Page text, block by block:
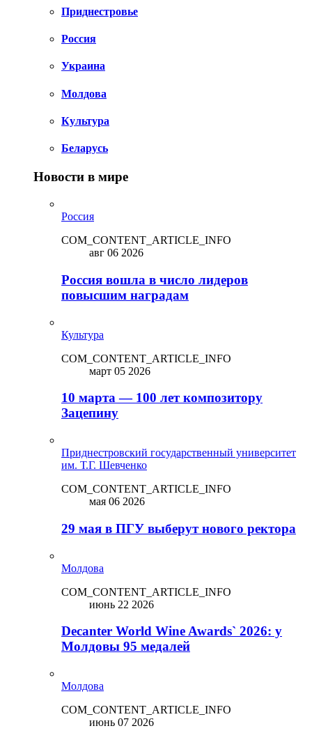
Приднестровье
Россия
Украина
Молдова
Культура
Беларусь
Новости в мире
Россия
COM_CONTENT_ARTICLE_INFO
авг 06 2026
Россия вошла в число лидеров
повысшим наградам
Культура
COM_CONTENT_ARTICLE_INFO
март 05 2026
10 марта — 100 лет композитору
Зацепину
Приднестровский государственный университет
им. Т.Г. Шевченко
COM_CONTENT_ARTICLE_INFO
мая 06 2026
29 мая в ПГУ выберут нового ректора
Молдова
COM_CONTENT_ARTICLE_INFO
июнь 22 2026
Decanter World Wine Awards` 2026: у
Молдовы 95 медалей
Молдова
COM_CONTENT_ARTICLE_INFO
июнь 07 2026